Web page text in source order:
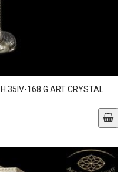
168.G ART CRYSTAL